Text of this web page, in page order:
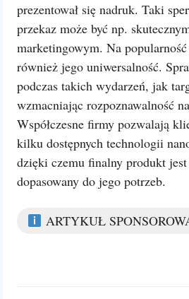
prezentował się nadruk. Taki
przekaz może być np.
marketingowym. Na
również jego uniwersalność.
podczas takich wydarzeń, jak
wzmacniając rozpoznawalność
Współczesne firmy pozwalają
kilku dostępnych technologii
dzięki czemu finalny produkt
dopasowany do jego potrzeb.
ARTYKUŁ